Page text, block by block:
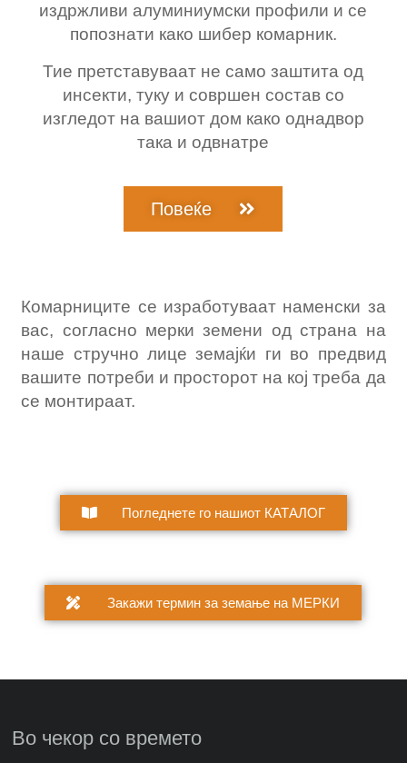
издржливи алуминиумски профили и се
попознати како шибер комарник.
Тие претставуваат не само заштита од
инсекти, туку и совршен состав со
изгледот на вашиот дом како однадвор
така иодвнатре
Повеќе
Комарниците се изработуваат наменски за
вас, согласно мерки земени од страна на
наше стручно лице земајќи ги во предвид
вашите потреби и просторот на кој треба да
се монтираат.
Погледнете го нашиот КАТАЛОГ
Закажи термин за земање на МЕРКИ
Во чекор со времето